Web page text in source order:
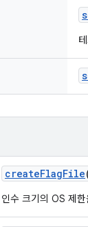
createFlagFile
인수 크기의 OS 제